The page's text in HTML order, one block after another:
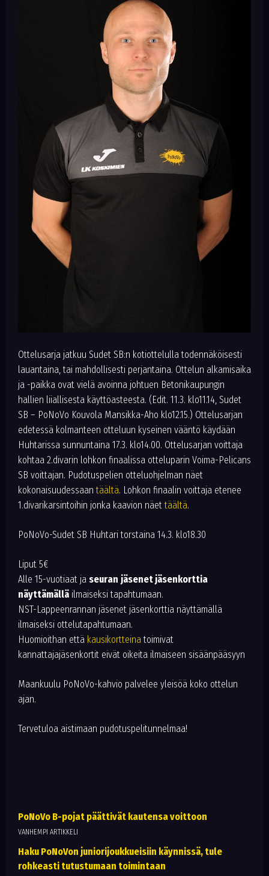
Ottelusarja jatkuu Sudet SB:n kotiottelulla todennäköisesti
lauantaina, tai mahdollisesti perjantaina. Ottelun alkamisaika
ja -paikka ovat vielä avoinna johtuen Betonikaupungin
hallien liiallisesta käyttöasteesta. (Edit. 11.3. klo11.14, Sudet
SB – PoNoVo Kouvola Mansikka-Aho klo12.15.) Ottelusarjan
edetessä kolmanteen otteluun kyseinen vääntö käydään
Huhtarissa sunnuntaina 17.3. klo14.00. Ottelusarjan voittaja
kohtaa 2.divarin lohkon finaalissa otteluparin Voima-Pelicans
SB voittajan. Pudotuspelien otteluohjelman näet
kokonaisuudessaantäältä. Lohkon finaalin voittaja etenee
1.divarikarsintoihin jonka kaavion näettäältä.
PoNoVo-Sudet SB Huhtari torstaina 14.3. klo18.30
Liput 5€
Alle 15-vuotiaat ja seuran jäsenet jäsenkorttia
näyttämällä ilmaiseksi tapahtumaan.
NST-Lappeenrannan jäsenet jäsenkorttia näyttämällä
ilmaiseksi ottelutapahtumaan.
Huomioithan että kausikortteina toimivat
kannattajajäsenkortit eivät oikeita ilmaiseen sisäänpääsyyn
Maankuulu PoNoVo-kahvio palvelee yleisöä koko ottelun
ajan.
Tervetuloa aistimaan pudotuspelitunnelmaa!
PoNoVo B-pojat päättivät kautensa voittoon
VANHEMPI ARTIKKELI
Haku PoNoVon juniorijoukkueisiin käynnissä, tule
rohkeasti tutustumaan toimintaan